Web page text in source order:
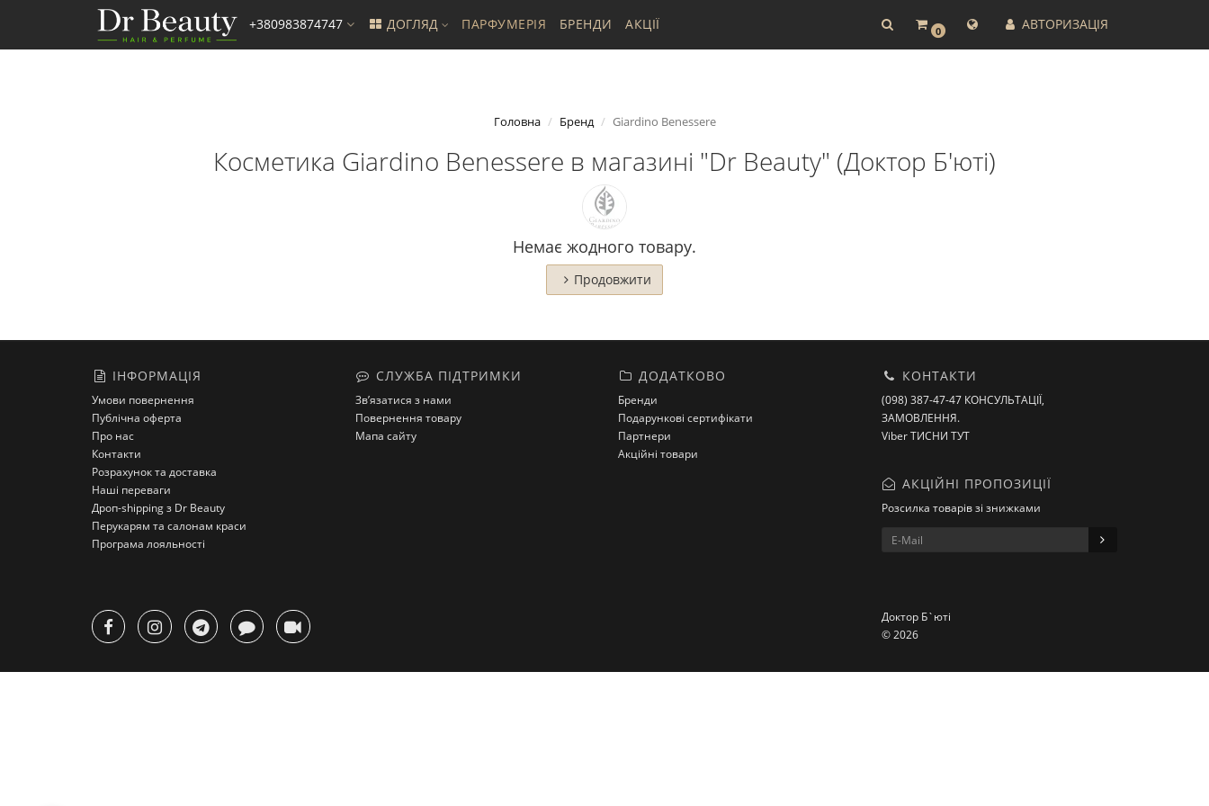
0 АВТОРИЗАЦІЯ
+380983874747 ДОГЛЯД ПАРФУМЕРІЯ БРЕНДИ АКЦІЇ
Головна Бренд Giardino Benessere
Косметика Giardino Benessere в магазині "Dr Beauty" (Доктор Б'юті)
Немає жодного товару.
Продовжити
ІНФОРМАЦІЯ
Умови повернення
Публічна оферта
Про нас
Контакти
Розрахунок та доставка
Наші переваги
Дроп-shipping з Dr Beauty
Перукарям та салонам краси
Програма лояльності
СЛУЖБА ПІДТРИМКИ
Зв’язатися з нами
Повернення товару
Мапа сайту
ДОДАТКОВО
Бренди
Подарункові сертифікати
Партнери
Акційні товари
КОНТАКТИ
(098) 387-47-47 КОНСУЛЬТАЦІЇ,
ЗАМОВЛЕННЯ.
Viber ТИСНИ ТУТ
АКЦІЙНІ ПРОПОЗИЦІЇ
Розсилка товарів зі знижками
Доктор Б`юті
© 2026